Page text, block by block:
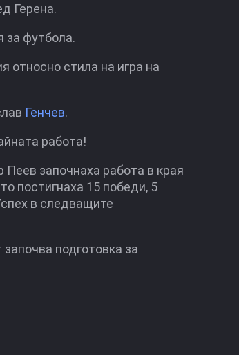
Герена.
за футбола.
относно стила на игра на
Генчев.
работа!
започнаха работа в края
постигнаха 15 победи, 5
в следващите
подготовка за